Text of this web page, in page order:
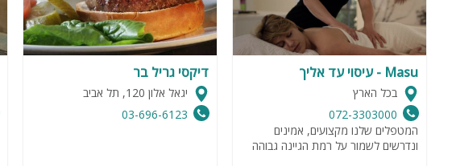
Masu - עיסוי עד אליך
בכל הארץ
072-3303000
המטפלים שלנו מקצועים, אמינים
ונדרשים לשמור על רמת הגיינה גבוהה
דיקסי גריל בר
יגאל אלון 120, תל אביב
03-696-6123